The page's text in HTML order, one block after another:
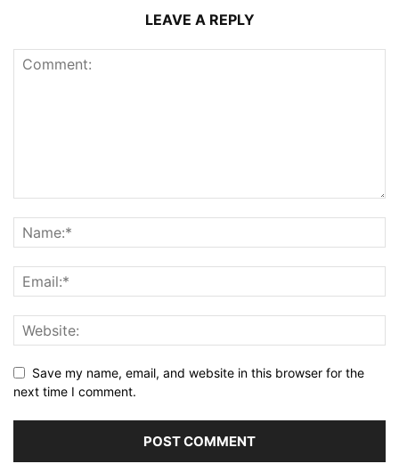
LEAVE A REPLY
Save my name, email, and website in this browser for the
next time I comment.